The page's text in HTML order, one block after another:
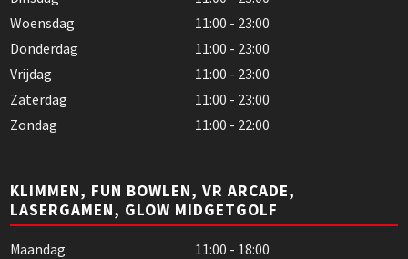
Woensdag
11:00 - 23:00
Donderdag
11:00 - 23:00
Vrijdag
11:00 - 23:00
Zaterdag
11:00 - 23:00
Zondag
11:00 - 22:00
KLIMMEN, FUN BOWLEN, VR ARCADE,
LASERGAMEN, GLOW MIDGETGOLF
Maandag
11:00 - 18:00